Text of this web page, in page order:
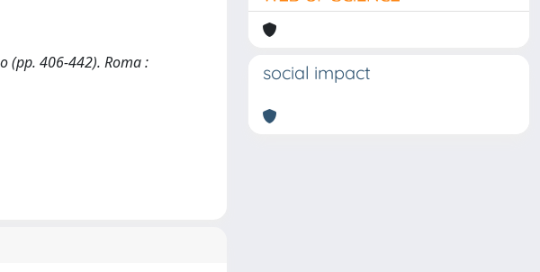
(pp. 406-442). Roma :
social impact